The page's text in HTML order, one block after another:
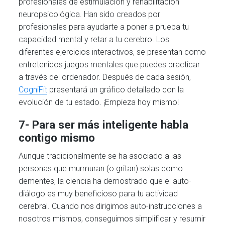
neuropsicológica. Han sido creados por
profesionales para ayudarte a poner a prueba tu
capacidad mental y retar a tu cerebro. Los
diferentes ejercicios interactivos, se presentan como
entretenidos juegos mentales que puedes practicar
a través del ordenador. Después de cada sesión,
CogniFit presentará un gráfico detallado con la
evolución de tu estado. ¡Empieza hoy mismo!
7- Para ser más inteligente habla
contigo mismo
Aunque tradicionalmente se ha asociado a las
personas que murmuran (o gritan) solas como
dementes, la ciencia ha demostrado que el auto-
diálogo es muy beneficioso para tu actividad
cerebral. Cuando nos dirigimos auto-instrucciones a
nosotros mismos, conseguimos simplificar y resumir